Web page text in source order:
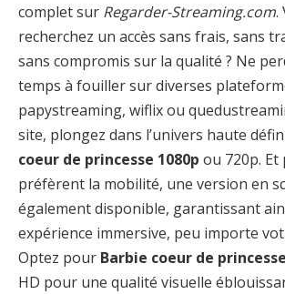
complet sur Regarder-Streaming.com.
recherchez un accès sans frais, sans
sans compromis sur la qualité ? Ne
temps à fouiller sur diverses
papystreaming, wiflix ou
site, plongez dans l’univers haute
coeur de princesse 1080p ou 720p. Et
préfèrent la mobilité, une version en
également disponible, garantissant
expérience immersive, peu importe
Optez pour Barbie coeur de princesse
HD pour une qualité visuelle